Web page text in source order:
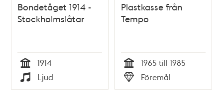
Bondetåget 1914 -
Stockholmslåtar
Tid
1914
Typ
Ljud
Plastkasse från
Tempo
Tid
1965 till 1985
Typ
Föremål